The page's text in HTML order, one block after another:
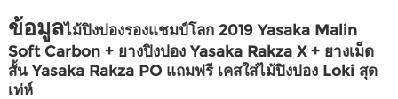
ข้อมูลไม้ปิงปองรองแชมป์โลก 2019 Yasaka Malin
Soft Carbon + ยางปิงปอง Yasaka Rakza X + ยางเม็ด
สั้น Yasaka Rakza PO แถมฟรี เคสใส่ไม้ปิงปอง Loki สุด
เท่ห์